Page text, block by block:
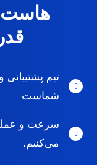
هاست
تیم
شماست
سرعت و
می‌کنیم.